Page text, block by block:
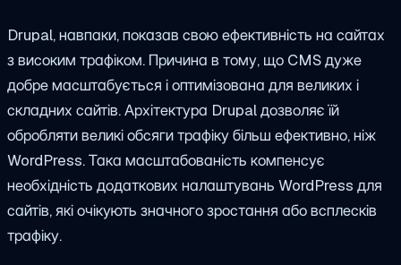
Drupal, навпаки, показав свою ефективність на сайтах
з високим трафіком. Причина в тому, що CMS дуже
добре масштабується і оптимізована для великих і
складних сайтів. Архітектура Drupal дозволяє їй
обробляти великі обсяги трафіку більш ефективно, ніж
WordPress. Така масштабованість компенсує
необхідність додаткових налаштувань WordPress для
сайтів, які очікують значного зростання або всплесків
трафіку.